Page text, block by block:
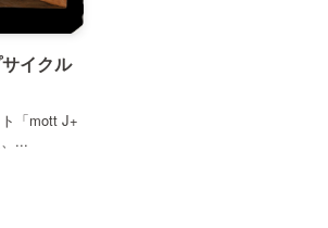
イクル
「mott J+
...